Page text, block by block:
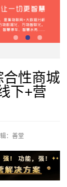
性商城
下+营
：善堂